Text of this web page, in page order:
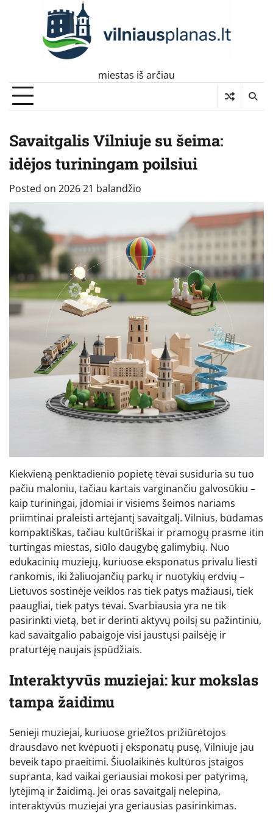
miestas iš arčiau
Savaitgalis Vilniuje su šeima:
idėjos turiningam poilsiui
Posted on 2026 21 balandžio
Kiekvieną penktadienio popietę tėvai susiduria su tuo
pačiu maloniu, tačiau kartais varginančiu galvosūkiu –
kaip turiningai, įdomiai ir visiems šeimos nariams
priimtinai praleisti artėjantį savaitgalį. Vilnius, būdamas
kompaktiškas, tačiau kultūriškai ir pramogų prasme itin
turtingas miestas, siūlo daugybę galimybių. Nuo
edukacinių muziejų, kuriuose eksponatus privalu liesti
rankomis, iki žaliuojančių parkų ir nuotykių erdvių –
Lietuvos sostinėje veiklos ras tiek patys mažiausi, tiek
paaugliai, tiek patys tėvai. Svarbiausia yra ne tik
pasirinkti vietą, bet ir derinti aktyvų poilsį su pažintiniu,
kad savaitgalio pabaigoje visi jaustųsi pailsėję ir
praturtėję naujais įspūdžiais.
Interaktyvūs muziejai: kur mokslas
tampa žaidimu
Senieji muziejai, kuriuose griežtos prižiūrėtojos
drausdavo net kvėpuoti į eksponatų pusę, Vilniuje jau
beveik tapo praeitimi. Šiuolaikinės kultūros įstaigos
supranta, kad vaikai geriausiai mokosi per patyrimą,
lytėjimą ir žaidimą. Jei oras savaitgalį nelepina,
interaktyvūs muziejai yra geriausias pasirinkimas.